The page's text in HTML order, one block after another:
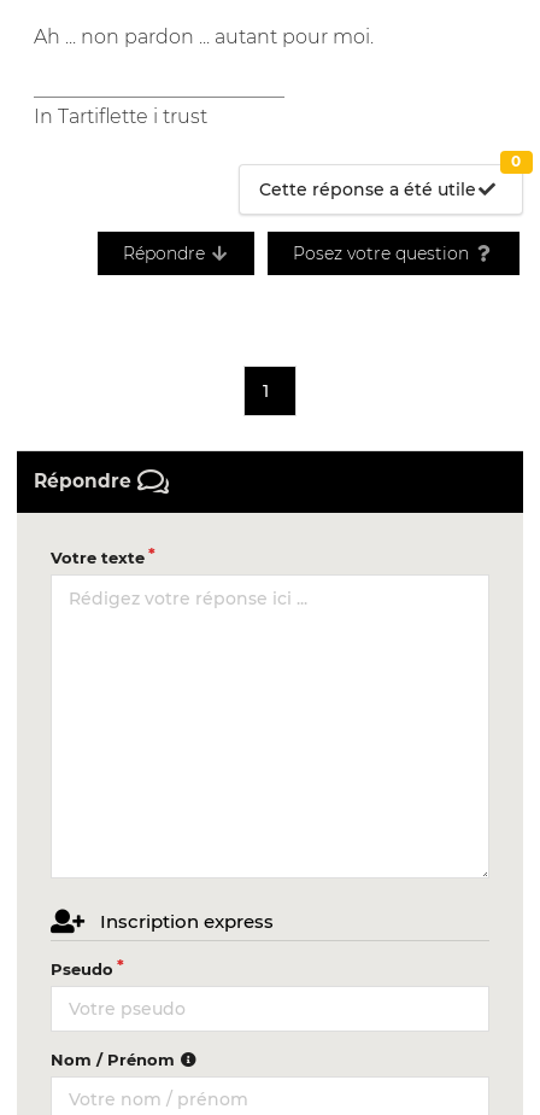
Ah ... non pardon ... autant pour moi.
In Tartiflette i trust
Cette réponse a été utile
0
Répondre Posez votre question
1
Répondre
Votre texte
Inscription express
Pseudo
Nom / Prénom